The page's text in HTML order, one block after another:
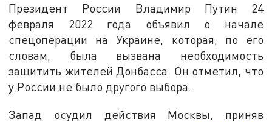
Президент России Владимир Путин 24
февраля 2022 года объявил о начале
спецоперации на Украине, которая, по его
словам, была вызвана необходимость
защитить жителей Донбасса. Он отметил, что
у России не было другого выбора.
Запад осудил действия Москвы, приняв